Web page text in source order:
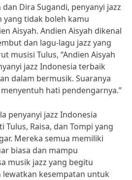
Dira Sugandi, penyanyi jazz
yang tidak boleh kamu
Aisyah. Andien Aisyah dikenal
dan lagu-lagu jazz yang
musisi Tulus, “Andien Aisyah
jazz Indonesia terbaik
dalam bermusik. Suaranya
hati pendengarnya.”
penyanyi jazz Indonesia
Raisa, dan Tompi yang
Mereka semua memiliki
biasa dan mampu
musik jazz yang begitu
lewatkan kesempatan untuk